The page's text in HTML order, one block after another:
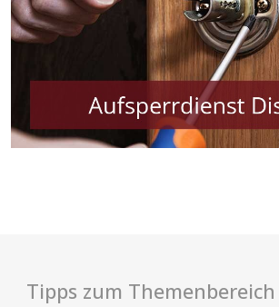
Tipps zum